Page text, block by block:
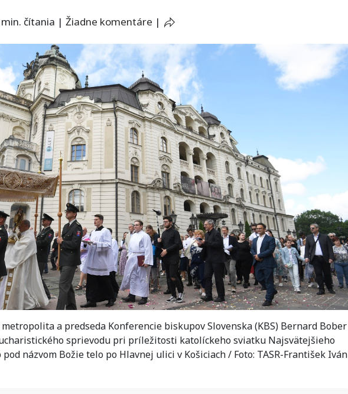
čítania | Žiadne komentáre |
a predseda Konferencie biskupov Slovenska (KBS) Bernard Bober
sprievodu pri príležitosti katolíckeho sviatku Najsvätejšieho
názvom Božie telo po Hlavnej ulici v Košiciach / Foto: TASR-František Iván